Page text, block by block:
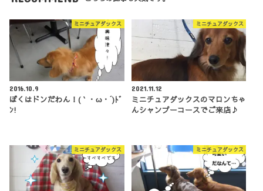
ミニチュアダックス
2016.10.9
ぼくはドンだわん！(｀・ω・´)ﾄﾞ
ﾝ!
ミニチュアダックス
2021.11.12
ミニチュアダックスのマロンちゃ
んシャンプーコースでご来店♪
ミニチュアダックス ミニチュアダックス